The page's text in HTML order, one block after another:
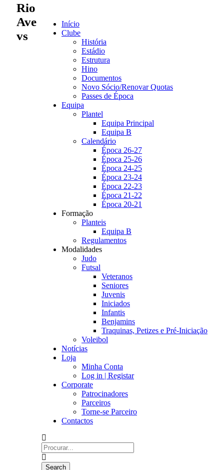
Início
Clube
História
Estádio
Estrutura
Hino
Documentos
Novo Sócio/Renovar Quotas
Passes de Época
Equipa
Plantel
Equipa Principal
Equipa B
Calendário
Época 26-27
Época 25-26
Época 24-25
Época 23-24
Época 22-23
Época 21-22
Época 20-21
Formação
Planteis
Equipa B
Regulamentos
Modalidades
Judo
Futsal
Veteranos
Seniores
Juvenis
Iniciados
Infantis
Benjamins
Traquinas, Petizes e Pré-Iniciação
Voleibol
Notícias
Loja
Minha Conta
Log in | Registar
Corporate
Patrocinadores
Parceiros
Torne-se Parceiro
Contactos
Rio
Ave
vs